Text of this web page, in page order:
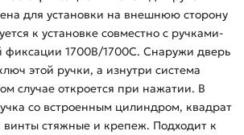
для установки на внешнюю сторону
к установке совместно с ручками-
фиксации 1700В/1700С. Снаружи дверь
этой ручки, а изнутри система
случае откроется при нажатии. В
со встроенным цилиндром, квадрат
стяжные и крепеж. Подходит к